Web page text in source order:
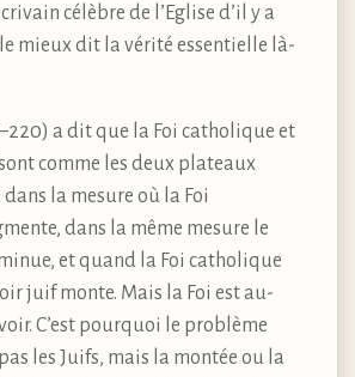
célèbre de l’Eglise d’il y a
mieux dit la vérité essentielle là-
a dit que la Foi catholique et
comme les deux plateaux
dans la mesure où la Foi
dans la même mesure le
et quand la Foi catholique
juif monte. Mais la Foi est au-
C’est pourquoi le problème
les Juifs, mais la montée ou la